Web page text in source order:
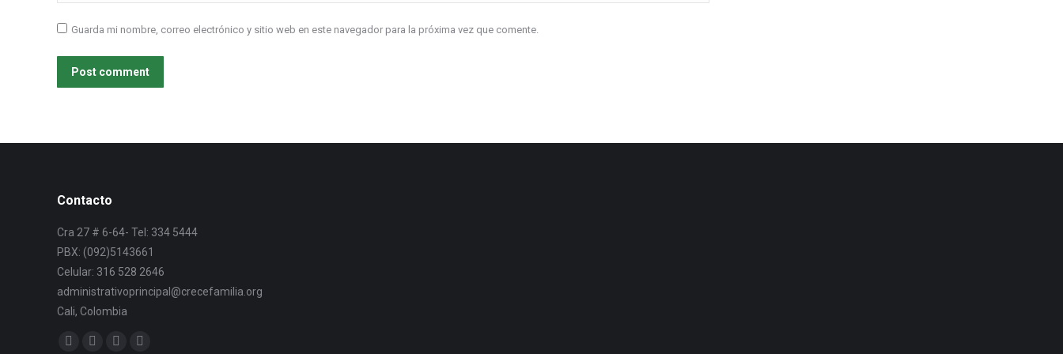
Guarda mi nombre, correo electrónico y sitio web en este navegador para la próxima vez que comente.
Post comment
Contacto
Cra 27 # 6-64- Tel: 334 5444
PBX: (092)5143661
Celular: 316 528 2646
administrativoprincipal@crecefamilia.org
Cali, Colombia
Find us on: